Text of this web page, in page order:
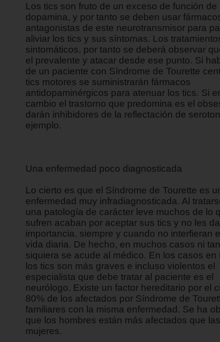
Los tics son fruto de un exceso de función de
dopamina, y por tanto se deben usar
antagonistas de este neurotransmisor para
aliviar los tics y sus síntomas. Los
sintomáticos, por tanto se deberá observar
el prevalente y atacar desde ese punto. Si
de un paciente con Síndrome de Tourette
tics motores se suministrarán fármacos
antidopaminérgicos para atenuar los tics. Si
cambio el trastorno que predomina es el
darán inhibidores de la reflectación de
ejemplo.
Una enfermedad poco diagnosticada
Lo cierto es que el Síndrome de Tourette es
enfermedad muy infradiagnosticada. Al
una patología de carácter leve muchos de lo
sufren acaban por aceptar sus tics y no les
importancia, siempre y cuando no interfieran
vida diaria. De hecho, en muchos casos ni tan
siquiera se acude al médico. En los casos en
los tics son más graves e incluso violentos el
especialista que debe tratar al paciente es el
neurólogo. Existe un factor hereditario por el
80% de los afectados por Síndrome de
familiares con la misma enfermedad. Se ha
que los hombres están más afectados que las
mujeres.